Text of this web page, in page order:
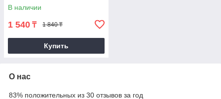
В наличии
1 540 ₸ 1 840 ₸
Купить
О нас
83% положительных из 30 отзывов за год